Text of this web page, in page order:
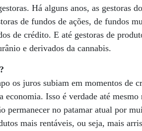
Há alguns anos, as gestoras
de fundos de ações, de fundos
de crédito. E até gestoras de
e derivados da cannabis.
os juros subiam em momentos de
Isso é verdade até
permanecer no patamar atual por
mais rentáveis, ou seja, mais